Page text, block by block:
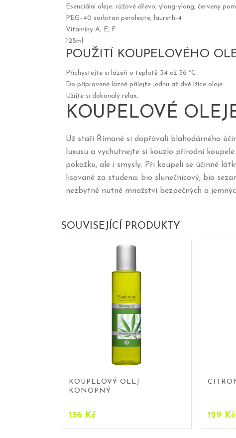
Esenciální oleje: růžové dřevo, ylang-ylang, červený
PEG–40 sorbitan peroleate, laureth-4
Vitamíny A, E, F
125ml
POUŽITÍ KOUPELOVÉHO
Přichystejte si lázeň o teplotě 34 až 36 °C.
Do připravené lázně přilejte jednu až dvě lžíce oleje.
Užijte si dokonalý relax.
KOUPELOVÉ
Už staří Římané si dopřávali blahodárného
luxusu a vychutnejte si kouzlo přírodní
pokožku, ale i smysly. Při koupeli se účinné
lisované za studena: bio slunečnicový, bio
nezbytně nutné množství bezpečných a
SOUVISEJÍCÍ PRODUKTY
KOUPELOVÝ OLEJ
KONOPNÝ
136 Kč 129 Kč